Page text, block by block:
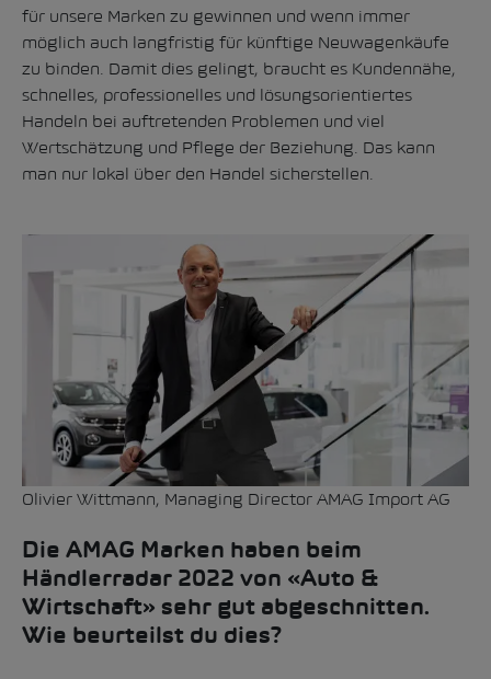
für unsere Marken zu gewinnen und wenn immer
möglich auch langfristig für künftige Neuwagenkäufe
zu binden. Damit dies gelingt, braucht es Kundennähe,
schnelles, professionelles und lösungsorientiertes
Handeln bei auftretenden Problemen und viel
Wertschätzung und Pflege der Beziehung. Das kann
man nur lokal über den Handel sicherstellen.
Olivier Wittmann, Managing Director AMAG Import AG
Die AMAG Marken haben beim
Händlerradar 2022 von «Auto &
Wirtschaft» sehr gut abgeschnitten.
Wie beurteilst du dies?